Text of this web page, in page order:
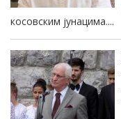
косовским јунацима....